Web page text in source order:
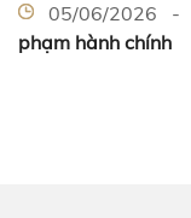
05/06/2026 -
phạm hành chính